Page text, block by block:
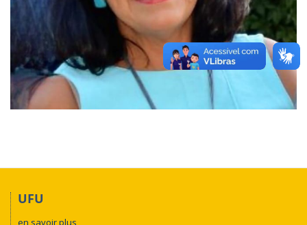
UFU
en savoir plus